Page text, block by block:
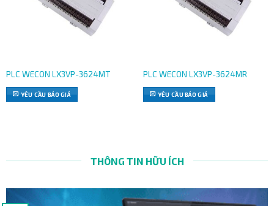
PLC WECON LX3VP-3624MT
YÊU CẦU BÁO GIÁ
PLC WECON LX3VP-3624MR
YÊU CẦU BÁO GIÁ
THÔNG TIN HỮU ÍCH